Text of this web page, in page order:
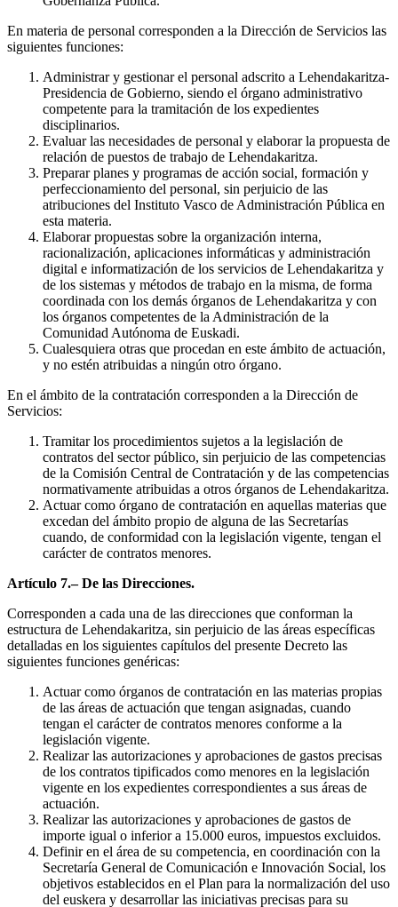
En materia de personal corresponden a la Dirección de Servicios las
siguientes funciones:
Administrar y gestionar el personal adscrito a Lehendakaritza-
Presidencia de Gobierno, siendo el órgano administrativo
competente para la tramitación de los expedientes
disciplinarios.
Evaluar las necesidades de personal y elaborar la propuesta de
relación de puestos de trabajo de Lehendakaritza.
Preparar planes y programas de acción social, formación y
perfeccionamiento del personal, sin perjuicio de las
atribuciones del Instituto Vasco de Administración Pública en
esta materia.
Elaborar propuestas sobre la organización interna,
racionalización, aplicaciones informáticas y administración
digital e informatización de los servicios de Lehendakaritza y
de los sistemas y métodos de trabajo en la misma, de forma
coordinada con los demás órganos de Lehendakaritza y con
los órganos competentes de la Administración de la
Comunidad Autónoma de Euskadi.
Cualesquiera otras que procedan en este ámbito de actuación,
y no estén atribuidas a ningún otro órgano.
En el ámbito de la contratación corresponden a la Dirección de
Servicios:
Tramitar los procedimientos sujetos a la legislación de
contratos del sector público, sin perjuicio de las competencias
de la Comisión Central de Contratación y de las competencias
normativamente atribuidas a otros órganos de Lehendakaritza.
Actuar como órgano de contratación en aquellas materias que
excedan del ámbito propio de alguna de las Secretarías
cuando, de conformidad con la legislación vigente, tengan el
carácter de contratos menores.
Artículo 7.– De las Direcciones.
Corresponden a cada una de las direcciones que conforman la
estructura de Lehendakaritza, sin perjuicio de las áreas específicas
detalladas en los siguientes capítulos del presente Decreto las
siguientes funciones genéricas:
Actuar como órganos de contratación en las materias propias
de las áreas de actuación que tengan asignadas, cuando
tengan el carácter de contratos menores conforme a la
legislación vigente.
Realizar las autorizaciones y aprobaciones de gastos precisas
de los contratos tipificados como menores en la legislación
vigente en los expedientes correspondientes a sus áreas de
actuación.
Realizar las autorizaciones y aprobaciones de gastos de
importe igual o inferior a 15.000 euros, impuestos excluidos.
Definir en el área de su competencia, en coordinación con la
Secretaría General de Comunicación e Innovación Social, los
objetivos establecidos en el Plan para la normalización del uso
del euskera y desarrollar las iniciativas precisas para su